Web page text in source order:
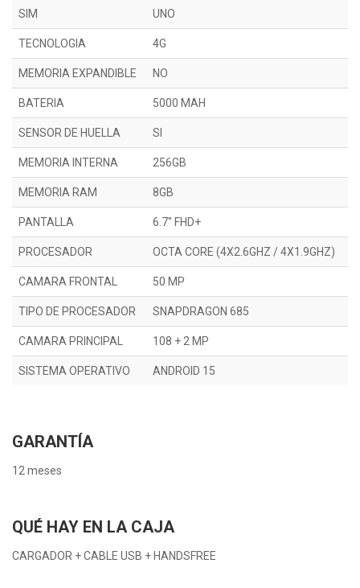
SIM UNO
TECNOLOGIA 4G
MEMORIA EXPANDIBLE NO
BATERIA 5000 MAH
SENSOR DE HUELLA SI
MEMORIA INTERNA 256GB
MEMORIA RAM 8GB
PANTALLA 6.7" FHD+
PROCESADOR OCTA CORE (4X2.6GHZ / 4X1.9GHZ)
CAMARA FRONTAL 50 MP
TIPO DE PROCESADOR SNAPDRAGON 685
CAMARA PRINCIPAL 108 + 2 MP
SISTEMA OPERATIVO ANDROID 15
GARANTÍA
12 meses
QUÉ HAY EN LA CAJA
CARGADOR + CABLE USB + HANDSFREE